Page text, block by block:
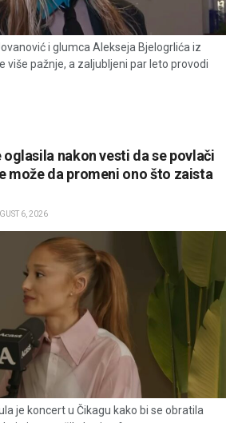
i glumca Alekseja Bjelogrlića iz
više pažnje, a zaljubljeni par leto provodi
oglasila nakon vesti da se povlači
može da promeni ono što zaista
6, 2026
je koncert u Čikagu kako bi se obratila